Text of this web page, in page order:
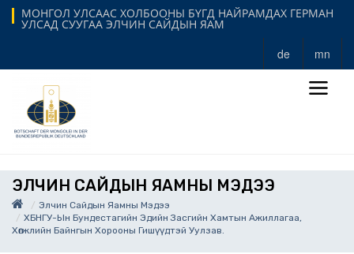
МОНГОЛ УЛСААС ХОЛБООНЫ БҮГД НАЙРАМДАХ ГЕРМАН
УЛСАД СУУГАА ЭЛЧИН САЙДЫН ЯАМ
de mn
ЭЛЧИН САЙДЫН ЯАМНЫ МЭДЭЭ
Элчин Сайдын Яамны Мэдээ
ХБНГУ-Ын Бундестагийн Эдийн Засгийн Хамтын Ажиллагаа,
Хөгжлийн Байнгын Хорооны Гишүүдтэй Уулзав.